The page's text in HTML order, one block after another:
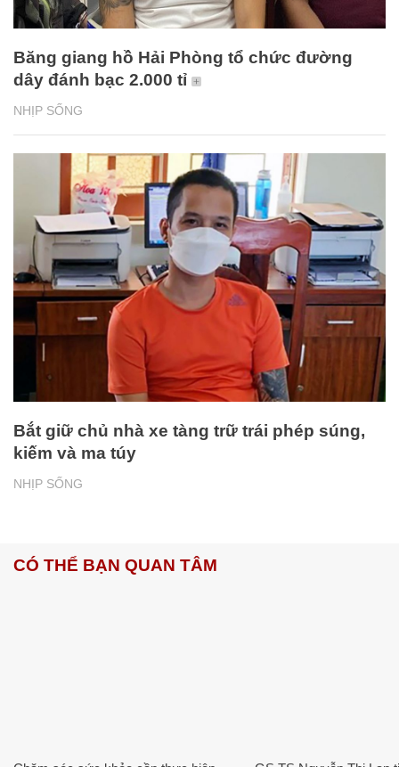
NHỊP SỐNG
Băng giang hồ Hải Phòng tổ chức đường
dây đánh bạc 2.000 tỉ
NHỊP SỐNG
Bắt giữ chủ nhà xe tàng trữ trái phép súng,
kiếm và ma túy
CÓ THỂ BẠN QUAN TÂM